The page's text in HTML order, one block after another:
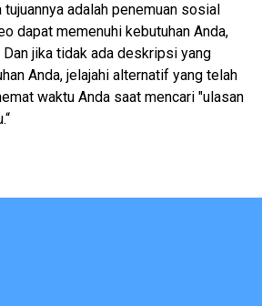
adalah penemuan sosial
dapat memenuhi kebutuhan Anda,
jika tidak ada deskripsi yang
Anda, jelajahi alternatif yang telah
waktu Anda saat mencari "ulasan